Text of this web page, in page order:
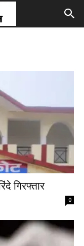
गिरफ्तार
0